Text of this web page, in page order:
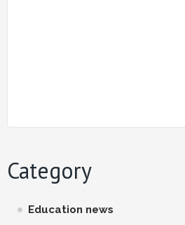
Category
Education news